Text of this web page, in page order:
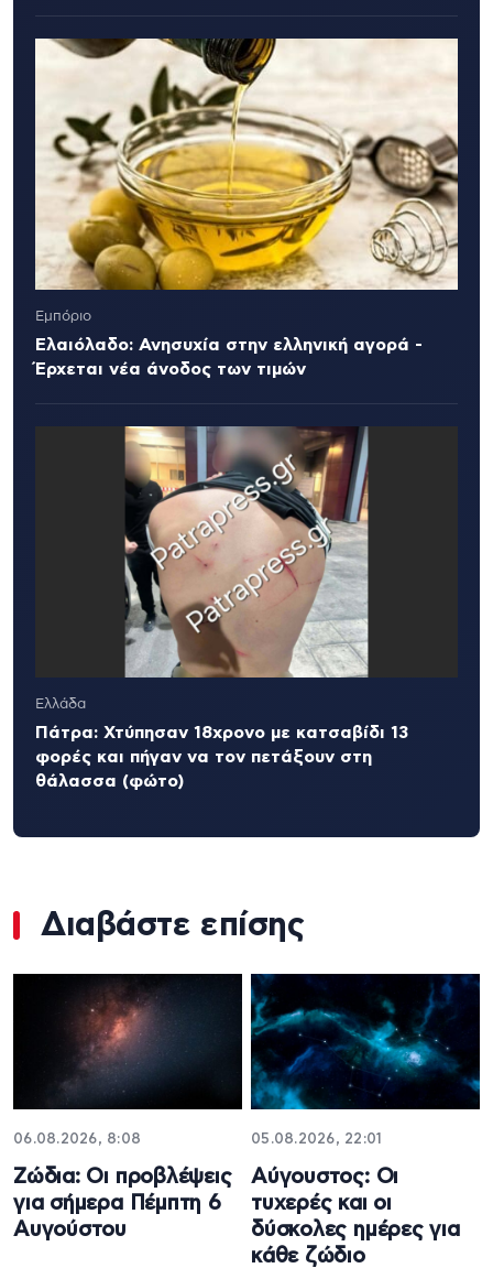
Εμπόριο
Ελαιόλαδο: Ανησυχία στην ελληνική αγορά -
Έρχεται νέα άνοδος των τιμών
Ελλάδα
Πάτρα: Χτύπησαν 18χρονο με κατσαβίδι 13
φορές και πήγαν να τον πετάξουν στη
θάλασσα (φώτο)
Διαβάστε επίσης
06.08.2026, 8:08
Ζώδια: Οι προβλέψεις
για σήμερα Πέμπτη 6
Aυγούστου
05.08.2026, 22:01
Αύγουστος: Οι
τυχερές και οι
δύσκολες ημέρες για
κάθε ζώδιο